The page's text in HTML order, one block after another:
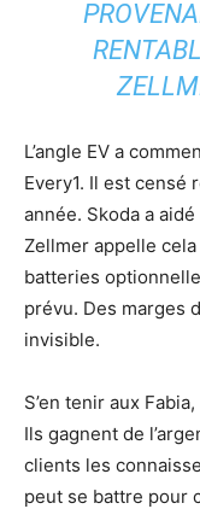
L’angle EV a
Every1. Il est censé
année. Skoda a
Zellmer appelle
batteries
prévu. Des marges
invisible.
S’en tenir aux
Ils gagnent de
clients les
peut se battre pour